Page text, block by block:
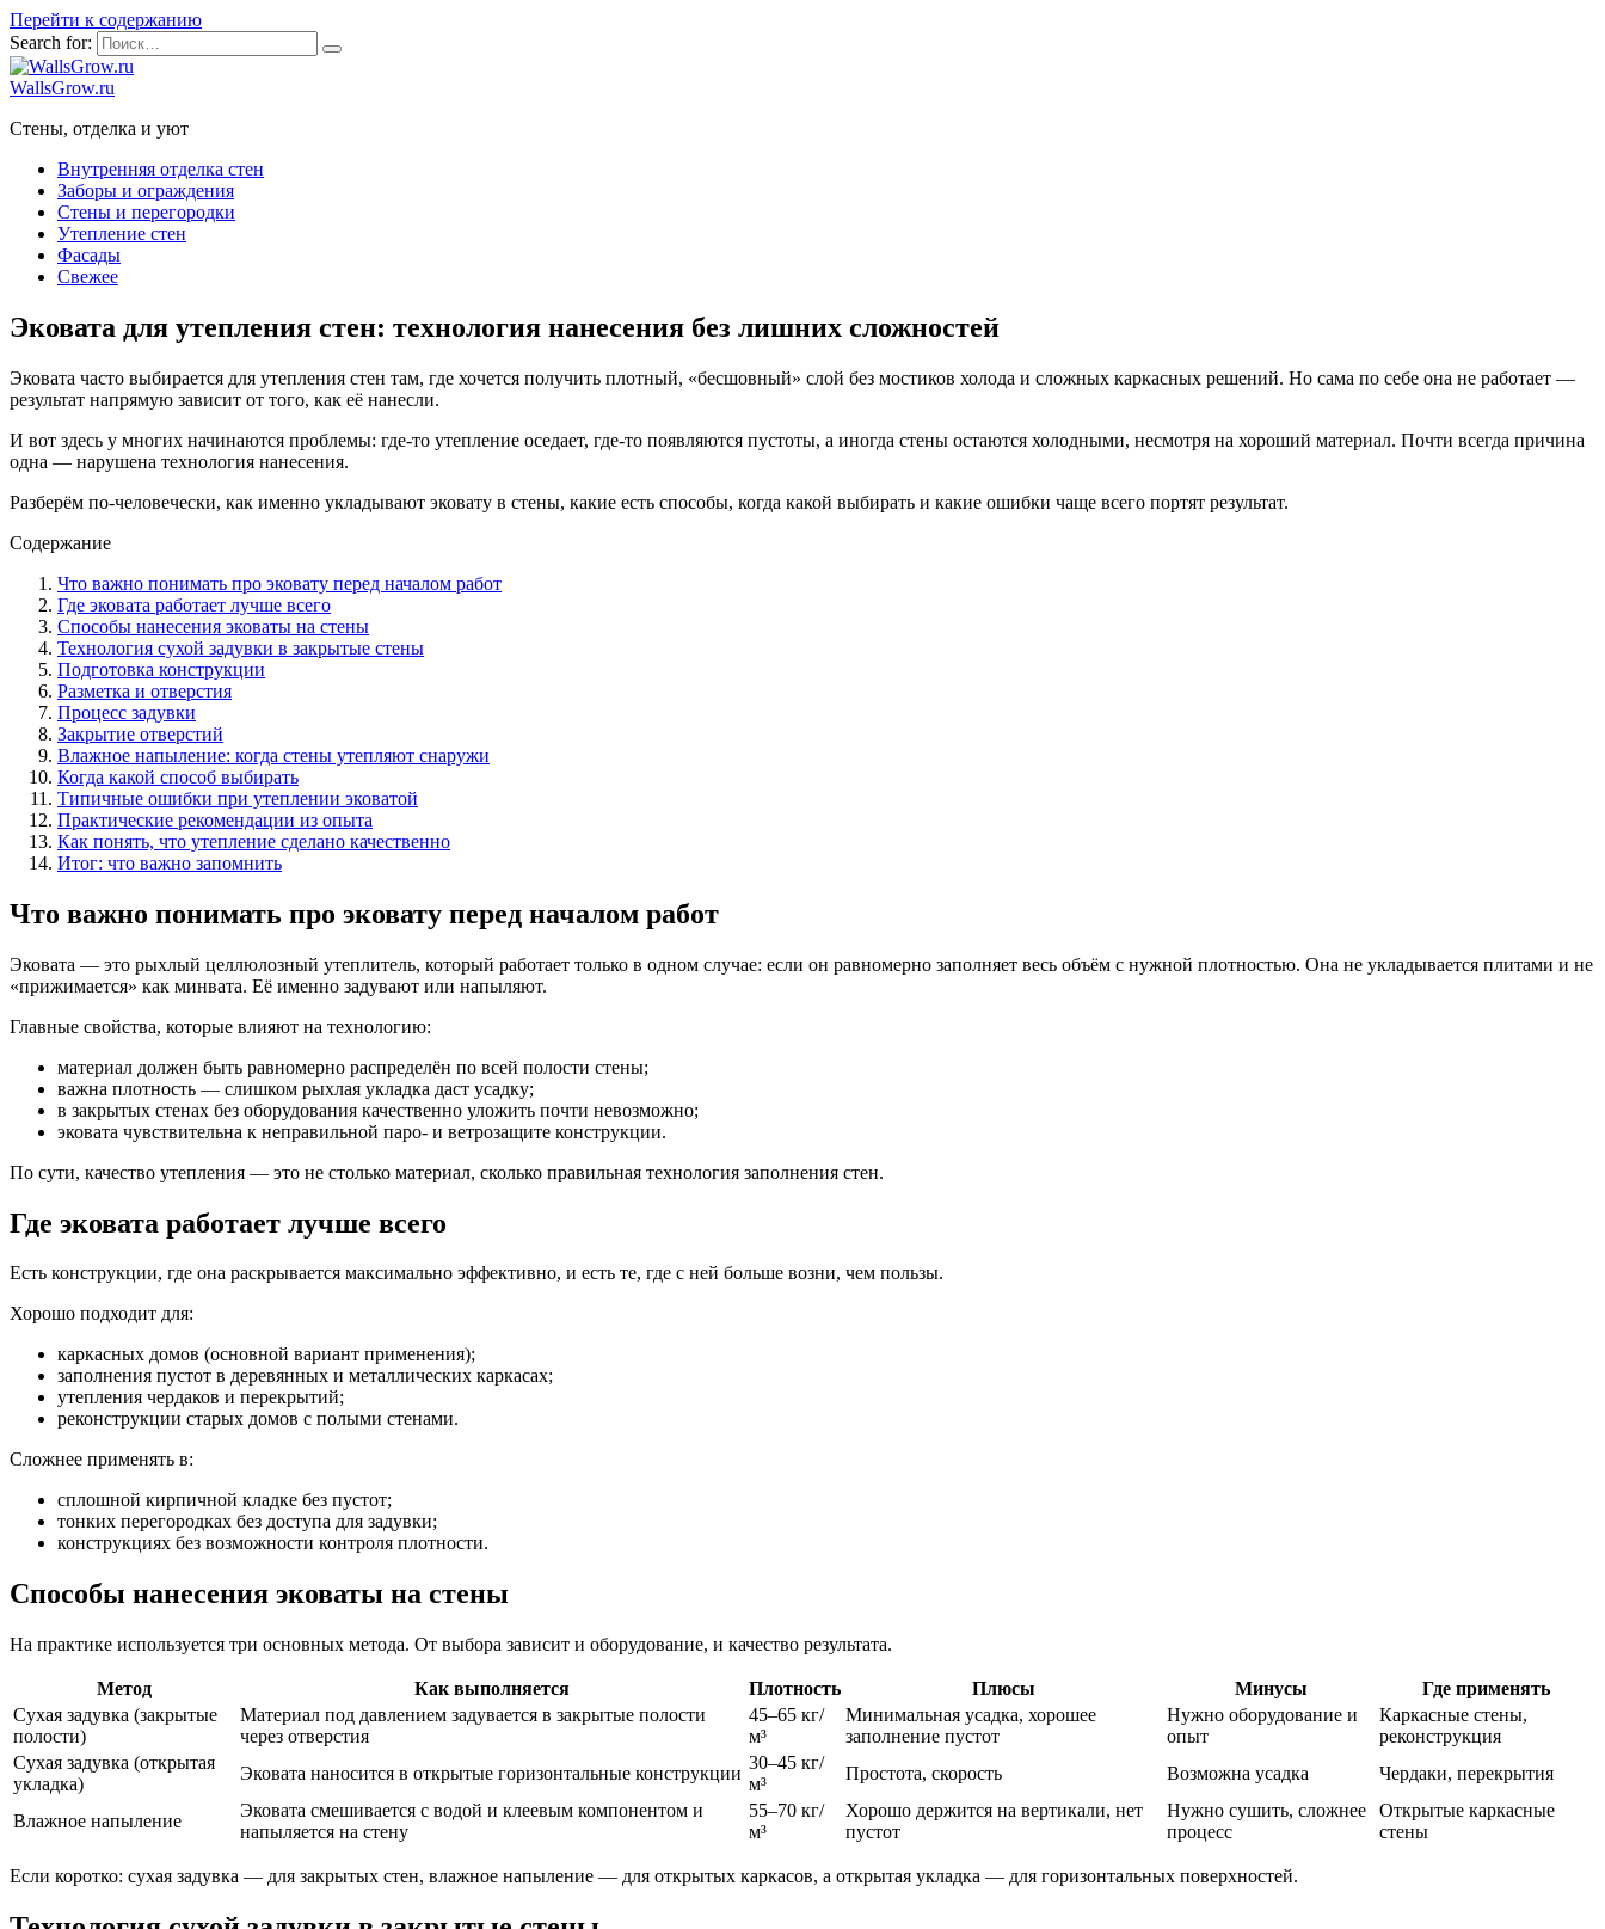
Перейти к содержанию
Search for:
WallsGrow.ru
Стены, отделка и уют
Внутренняя отделка стен
Заборы и ограждения
Стены и перегородки
Утепление стен
Фасады
Свежее
Эковата для утепления стен: технология нанесения без лишних сложностей
Эковата часто выбирается для утепления стен там, где хочется получить плотный, «бесшовный» слой без мостиков холода и сложных каркасных решений. Но сама по себе она не работает —
результат напрямую зависит от того, как её нанесли.
И вот здесь у многих начинаются проблемы: где-то утепление оседает, где-то появляются пустоты, а иногда стены остаются холодными, несмотря на хороший материал. Почти всегда причина
одна — нарушена технология нанесения.
Разберём по-человечески, как именно укладывают эковату в стены, какие есть способы, когда какой выбирать и какие ошибки чаще всего портят результат.
Содержание
Что важно понимать про эковату перед началом работ
Где эковата работает лучше всего
Способы нанесения эковаты на стены
Технология сухой задувки в закрытые стены
Подготовка конструкции
Разметка и отверстия
Процесс задувки
Закрытие отверстий
Влажное напыление: когда стены утепляют снаружи
Когда какой способ выбирать
Типичные ошибки при утеплении эковатой
Практические рекомендации из опыта
Как понять, что утепление сделано качественно
Итог: что важно запомнить
Что важно понимать про эковату перед началом работ
Эковата — это рыхлый целлюлозный утеплитель, который работает только в одном случае: если он равномерно заполняет весь объём с нужной плотностью. Она не укладывается плитами и не
«прижимается» как минвата. Её именно задувают или напыляют.
Главные свойства, которые влияют на технологию:
материал должен быть равномерно распределён по всей полости стены;
важна плотность — слишком рыхлая укладка даст усадку;
в закрытых стенах без оборудования качественно уложить почти невозможно;
эковата чувствительна к неправильной паро- и ветрозащите конструкции.
По сути, качество утепления — это не столько материал, сколько правильная технология заполнения стен.
Где эковата работает лучше всего
Есть конструкции, где она раскрывается максимально эффективно, и есть те, где с ней больше возни, чем пользы.
Хорошо подходит для:
каркасных домов (основной вариант применения);
заполнения пустот в деревянных и металлических каркасах;
утепления чердаков и перекрытий;
реконструкции старых домов с полыми стенами.
Сложнее применять в:
сплошной кирпичной кладке без пустот;
тонких перегородках без доступа для задувки;
конструкциях без возможности контроля плотности.
Способы нанесения эковаты на стены
На практике используется три основных метода. От выбора зависит и оборудование, и качество результата.
Метод Как выполняется Плотность Плюсы Минусы
Где применять
Сухая задувка (закрытые
полости)
Материал под давлением задувается в закрытые полости
через отверстия
45–65 кг/
м³
Минимальная усадка, хорошее
заполнение пустот
Нужно оборудование и
опыт
Каркасные стены,
реконструкция
Сухая задувка (открытая
укладка)
Эковата наносится в открытые горизонтальные конструкции
30–45 кг/
м³
Простота, скорость Возможна усадка Чердаки, перекрытия
Влажное напыление
Эковата смешивается с водой и клеевым компонентом и
напыляется на стену
55–70 кг/
м³
Хорошо держится на вертикали, нет
пустот
Нужно сушить, сложнее
процесс
Открытые каркасные
стены
Если коротко: сухая задувка — для закрытых стен, влажное напыление — для открытых каркасов, а открытая укладка — для горизонтальных поверхностей.